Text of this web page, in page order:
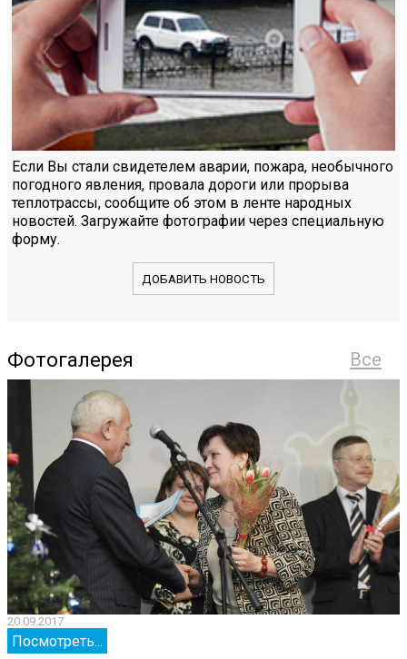
Если Вы стали свидетелем аварии, пожара, необычного
погодного явления, провала дороги или прорыва
теплотрассы, сообщите об этом в ленте народных
новостей. Загружайте фотографии через специальную
форму.
ДОБАВИТЬ НОВОСТЬ
Все
Фотогалерея
20.09.2017
Посмотреть...